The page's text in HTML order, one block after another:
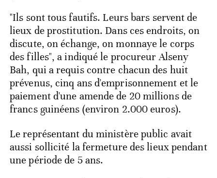
"Ils sont tous fautifs. Leurs bars servent de
lieux de prostitution. Dans ces endroits, on
discute, on échange, on monnaye le corps
des filles", a indiqué le procureur Alseny
Bah, qui a requis contre chacun des huit
prévenus, cinq ans d'emprisonnement et le
paiement d'une amende de 20 millions de
francs guinéens (environ 2.000 euros).
Le représentant du ministère public avait
aussi sollicité la fermeture des lieux pendant
une période de 5 ans.